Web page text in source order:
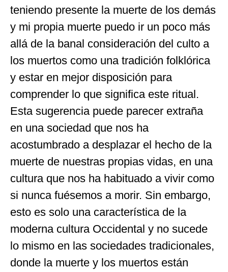
teniendo presente la muerte de los demás
y mi propia muerte puedo ir un poco más
allá de la banal consideración del culto a
los muertos como una tradición folklórica
y estar en mejor disposición para
comprender lo que significa este ritual.
Esta sugerencia puede parecer extraña
en una sociedad que nos ha
acostumbrado a desplazar el hecho de la
muerte de nuestras propias vidas, en una
cultura que nos ha habituado a vivir como
si nunca fuésemos a morir. Sin embargo,
esto es solo una característica de la
moderna cultura Occidental y no sucede
lo mismo en las sociedades tradicionales,
donde la muerte y los muertos están